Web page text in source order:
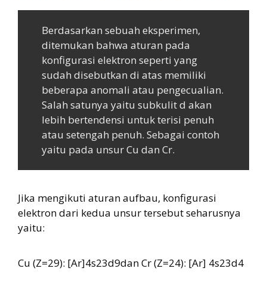
Berdasarkan sebuah eksperimen,
ditemukan bahwa aturan pada
konfigurasi elektron seperti yang
sudah disebutkan di atas memiliki
beberapa anomali atau pengecualian.
Salah satunya yaitu subkulit d akan
lebih bertendensi untuk terisi penuh
atau setengah penuh. Sebagai contoh
yaitu pada unsur Cu dan Cr.
Jika mengikuti aturan aufbau, konfigurasi
elektron dari kedua unsur tersebut seharusnya
yaitu:
Cu (Z=29): [Ar]4s23d9dan Cr (Z=24): [Ar] 4s23d4